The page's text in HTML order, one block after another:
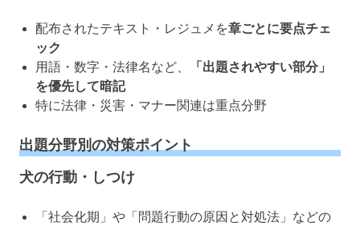
配布されたテキスト・レジュメを章ごとに要点チェ
ック
用語・数字・法律名など、
「出題されやすい部分」
を優先して暗記
特に法律・災害・マナー関連は重点分野
出題分野別の対策ポイント
犬の行動・しつけ
「社会化期」や「問題行動の原因と対処法」などの